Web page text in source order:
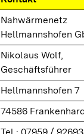
Nahwärmenetz
Hellmannshofen
Nikolaus Wolf,
Geschäftsführer
Hellmannshofen 7
74586